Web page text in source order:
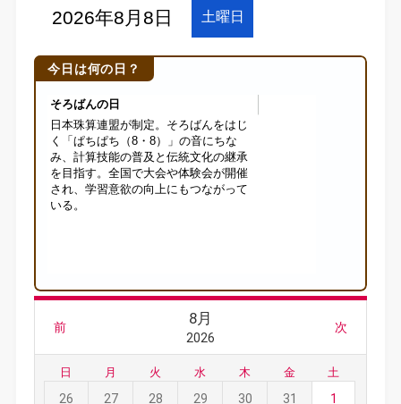
今日は何の日？